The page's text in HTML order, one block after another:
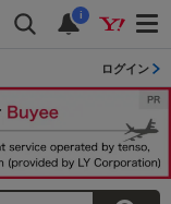
i
ログイン